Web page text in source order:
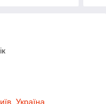
Україна